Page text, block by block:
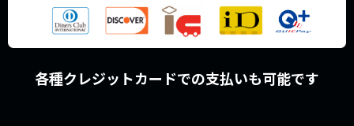
各種クレジットカードでの支払いも可能です